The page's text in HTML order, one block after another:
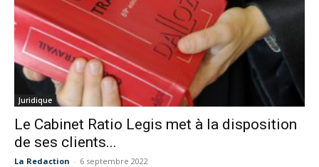
Juridique
Le Cabinet Ratio Legis met à la disposition
de ses clients...
La Redaction - 6 septembre 2022